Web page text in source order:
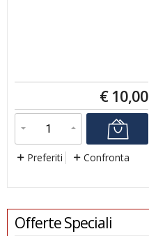
€ 10,00
Preferiti Confronta
Offerte Speciali